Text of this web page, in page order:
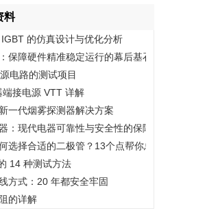
料
的仿真设计与优化分析
保障硬件精准稳定运行的幕后基石
电路的测试项目
端接电源 VTT 详解
一代烟雾探测器解决方案
：现代电器可靠性与安全性的保障
选择合适的二极管？13个点帮你总结，搞定二
14 种测试方法
方式：20 年都安全牢固
的详解